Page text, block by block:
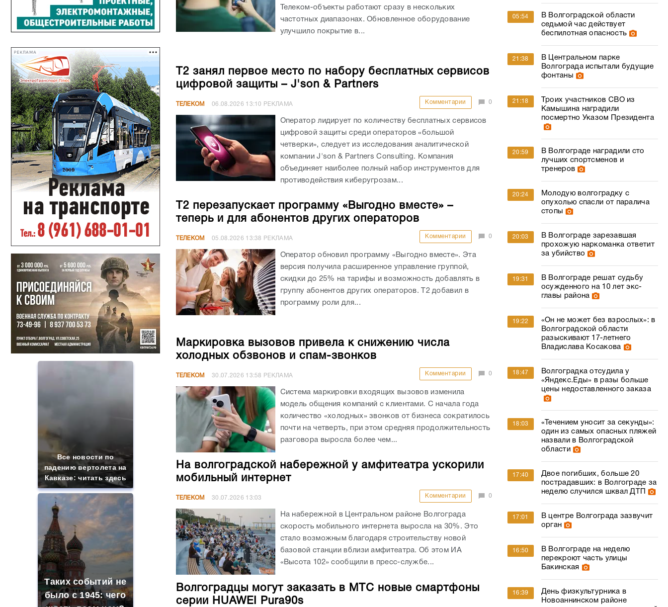
РЕКЛАМА
Все новости по
падению вертолета на
Кавказе: читать здесь
Таких событий не
было с 1945: чего
Телеком-объекты работают сразу в нескольких
частотных диапазонах. Обновленное оборудование
улучшило покрытие в...
Т2 занял первое место по набору бесплатных сервисов
цифровой защиты – J'son & Partners
ТЕЛЕКОМ 06.08.2026 13:10 РЕКЛАМА Комментарии 0
Оператор лидирует по количеству бесплатных сервисов
цифровой защиты среди операторов «большой
четверки», следует из исследования аналитической
компании J'son & Partners Consulting. Компания
объединяет наиболее полный набор инструментов для
противодействия киберугрозам...
Т2 перезапускает программу «Выгодно вместе» –
теперь и для абонентов других операторов
ТЕЛЕКОМ 05.08.2026 13:38 РЕКЛАМА Комментарии 0
Оператор обновил программу «Выгодно вместе». Эта
версия получила расширенное управление группой,
скидки до 25% на тарифы и возможность добавлять в
группу абонентов других операторов. Т2 добавил в
программу роли для...
Маркировка вызовов привела к снижению числа
холодных обзвонов и спам-звонков
ТЕЛЕКОМ 30.07.2026 13:58 РЕКЛАМА Комментарии 0
Система маркировки входящих вызовов изменила
модель общения компаний с клиентами. С начала года
количество «холодных» звонков от бизнеса сократилось
почти на четверть, при этом средняя продолжительность
разговора выросла более чем...
На волгоградской набережной у амфитеатра ускорили
мобильный интернет
ТЕЛЕКОМ 30.07.2026 13:03 Комментарии 0
На набережной в Центральном районе Волгограда
скорость мобильного интернета выросла на 30%. Это
стало возможным благодаря строительству новой
базовой станции вблизи амфитеатра. Об этом ИА
«Высота 102» сообщили в пресс-службе...
Волгоградцы могут заказать в МТС новые смартфоны
серии HUAWEI Pura90s
05:54
В Волгоградской области
седьмой час действует
беспилотная опасность
21:38
В Центральном парке
Волгограда испытали будущие
фонтаны
21:18
Троих участников СВО из
Камышина наградили
посмертно Указом Президента
20:59
В Волгограде наградили сто
лучших спортсменов и
тренеров
20:24
Молодую волгоградку с
опухолью спасли от паралича
стопы
20:03
В Волгограде зарезавшая
прохожую наркоманка ответит
за убийство
19:31
В Волгограде решат судьбу
осужденного на 10 лет экс-
главы района
19:22
«Он не может без взрослых»: в
Волгоградской области
разыскивают 17-летнего
Владислава Косакова
18:47
Волгоградка отсудила у
«Яндекс.Еды» в разы больше
цены недоставленного заказа
18:03
«Течением уносит за секунды»:
один из самых опасных пляжей
назвали в Волгоградской
области
17:40
Двое погибших, больше 20
пострадавших: в Волгограде за
неделю случился шквал ДТП
17:01
В центре Волгограда зазвучит
орган
16:50
В Волгограде на неделю
перекроют часть улицы
Бакинская
16:39
День физкультурника в
Новоаннинском районе